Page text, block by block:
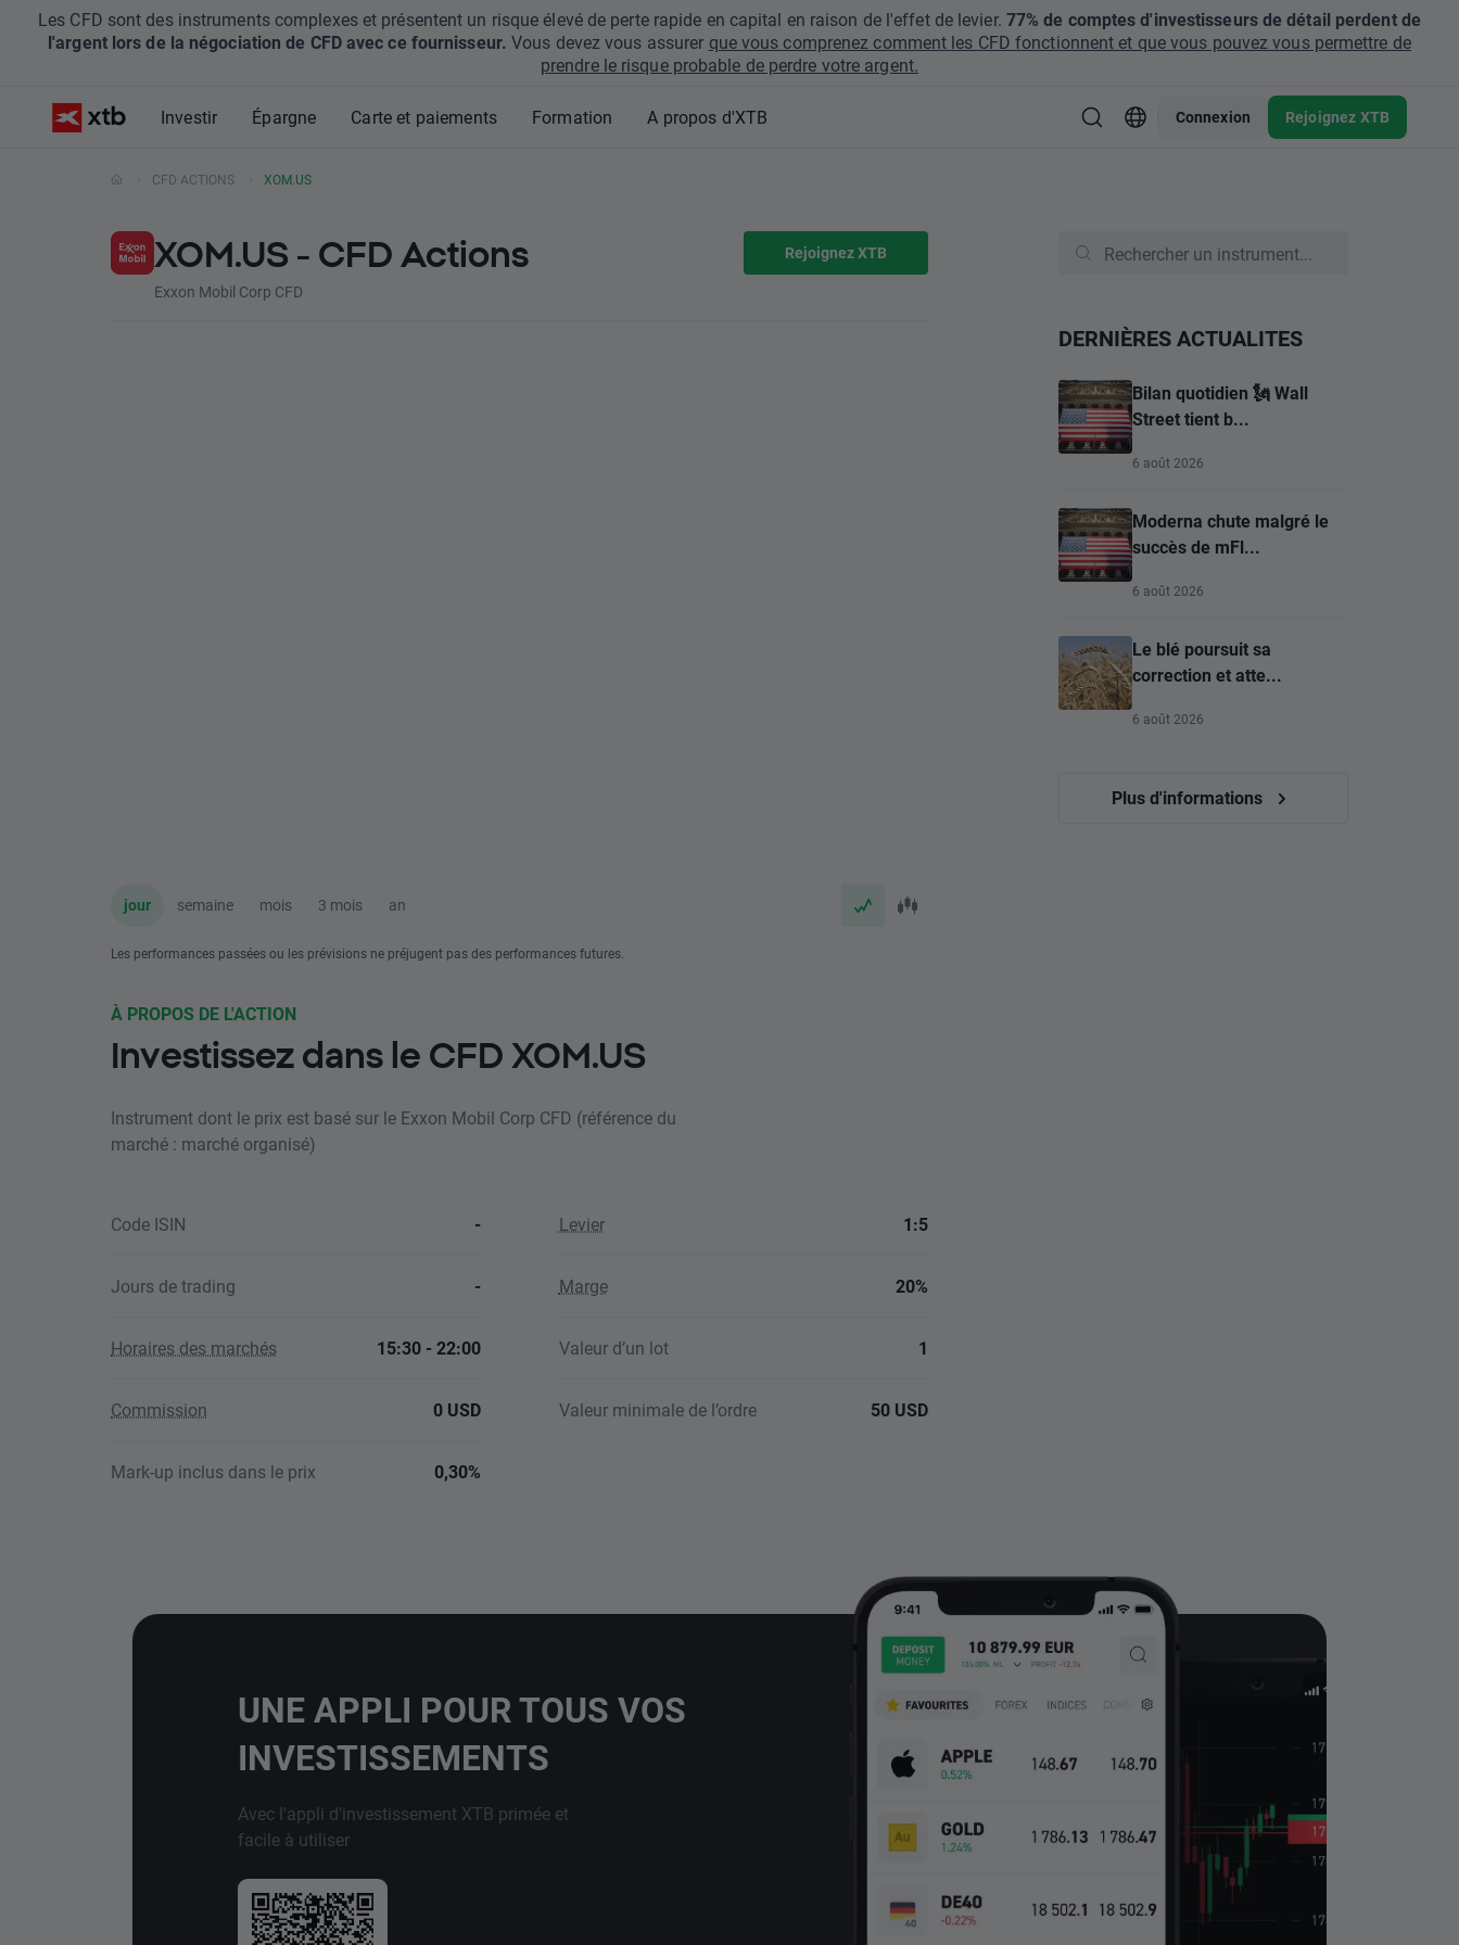
Les CFD sont des instruments complexes et présentent un risque élevé de perte rapide en capital en raison de l'effet de levier. 77% de comptes d'investisseurs de détail perdent de
l'argent lors de la négociation de CFD avec ce fournisseur. Vous devez vous assurer que vous comprenez comment les CFD fonctionnent et que vous pouvez vous permettre de
prendre le risque probable de perdre votre argent.
Investir Épargne Carte et paiements Formation A propos d'XTB Connexion Rejoignez XTB
CFD ACTIONS XOM.US
XOM.US - CFD Actions
Exxon Mobil Corp CFD
Rejoignez XTB
jour semaine mois 3 mois an
Les performances passées ou les prévisions ne préjugent pas des performances futures.
DERNIÈRES ACTUALITES
Bilan quotidien 🗽 Wall
Street tient b...
6 août 2026
Moderna chute malgré le
succès de mFl...
6 août 2026
Le blé poursuit sa
correction et atte...
6 août 2026
Plus d'informations
À PROPOS DE L'ACTION
Investissez dans le CFD XOM.US
Instrument dont le prix est basé sur le Exxon Mobil Corp CFD (référence du
marché : marché organisé)
Code ISIN - Levier 1:5
Jours de trading - Marge 20%
Horaires des marchés 15:30 - 22:00 Valeur d’un lot 1
Commission 0 USD Valeur minimale de l’ordre 50 USD
Mark-up inclus dans le prix 0,30%
UNE APPLI POUR TOUS VOS
INVESTISSEMENTS
Avec l'appli d'investissement XTB primée et
facile à utiliser